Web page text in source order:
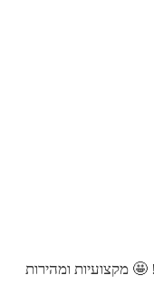
מקצועיות ומהירות